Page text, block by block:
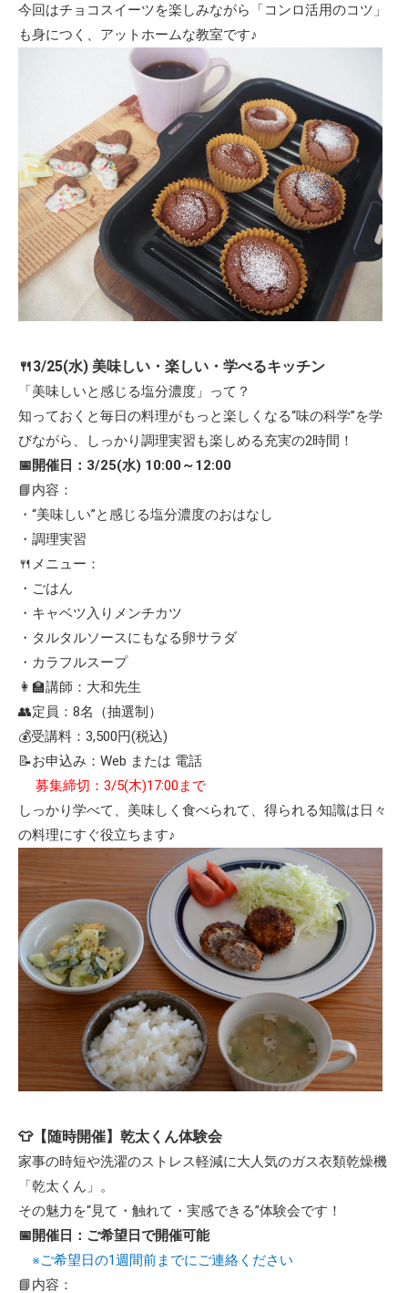
今回はチョコスイーツを楽しみながら「コンロ活用のコツ」
も身につく、アットホームな教室です♪
🍴3/25(水) 美味しい・楽しい・学べるキッチン
「美味しいと感じる塩分濃度」って？
知っておくと毎日の料理がもっと楽しくなる“味の科学”を学
びながら、しっかり調理実習も楽しめる充実の2時間！
📅開催日：3/25(水) 10:00～12:00
📘内容：
・“美味しい”と感じる塩分濃度のおはなし
・調理実習
🍴メニュー：
・ごはん
・キャベツ入りメンチカツ
・タルタルソースにもなる卵サラダ
・カラフルスープ
👩‍🏫講師：大和先生
👥定員：8名（抽選制）
💰受講料：3,500円(税込)
📝お申込み：Web または 電話
募集締切：3/5(木)17:00まで
しっかり学べて、美味しく食べられて、得られる知識は日々
の料理にすぐ役立ちます♪
👕【随時開催】乾太くん体験会
家事の時短や洗濯のストレス軽減に大人気のガス衣類乾燥機
「乾太くん」。
その魅力を“見て・触れて・実感できる”体験会です！
📅開催日：ご希望日で開催可能
※ご希望日の1週間前までにご連絡ください
📘内容：